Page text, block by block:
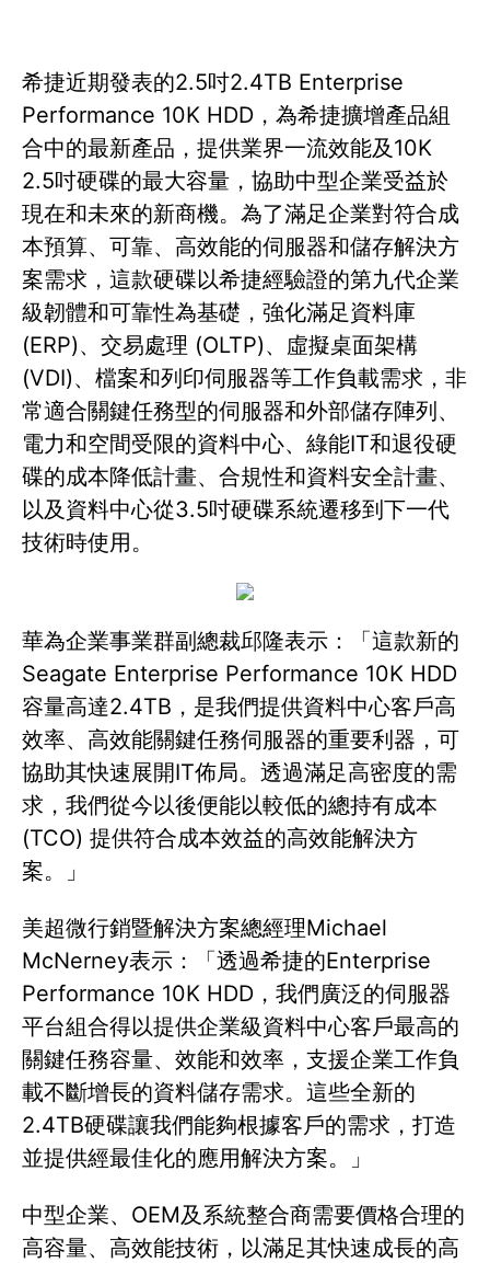
希捷近期發表的2.5吋2.4TB Enterprise
Performance 10K HDD，為希捷擴增產品組
合中的最新產品，提供業界一流效能及10K
2.5吋硬碟的最大容量，協助中型企業受益於
現在和未來的新商機。為了滿足企業對符合成
本預算、可靠、高效能的伺服器和儲存解決方
案需求，這款硬碟以希捷經驗證的第九代企業
級韌體和可靠性為基礎，強化滿足資料庫
(ERP)、交易處理 (OLTP)、虛擬桌面架構
(VDI)、檔案和列印伺服器等工作負載需求，非
常適合關鍵任務型的伺服器和外部儲存陣列、
電力和空間受限的資料中心、綠能IT和退役硬
碟的成本降低計畫、合規性和資料安全計畫、
以及資料中心從3.5吋硬碟系統遷移到下一代
技術時使用。
華為企業事業群副總裁邱隆表示：「這款新的
Seagate Enterprise Performance 10K HDD
容量高達2.4TB，是我們提供資料中心客戶高
效率、高效能關鍵任務伺服器的重要利器，可
協助其快速展開IT佈局。透過滿足高密度的需
求，我們從今以後便能以較低的總持有成本
(TCO) 提供符合成本效益的高效能解決方
案。」
美超微行銷暨解決方案總經理Michael
McNerney表示：「透過希捷的Enterprise
Performance 10K HDD，我們廣泛的伺服器
平台組合得以提供企業級資料中心客戶最高的
關鍵任務容量、效能和效率，支援企業工作負
載不斷增長的資料儲存需求。這些全新的
2.4TB硬碟讓我們能夠根據客戶的需求，打造
並提供經最佳化的應用解決方案。」
中型企業、OEM及系統整合商需要價格合理的
高容量、高效能技術，以滿足其快速成長的高